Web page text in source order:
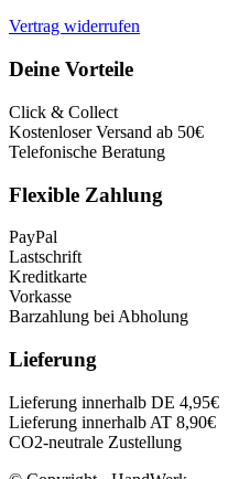
Vertrag widerrufen
Deine Vorteile
Click & Collect
Kostenloser Versand ab 50€
Telefonische Beratung
Flexible Zahlung
PayPal
Lastschrift
Kreditkarte
Vorkasse
Barzahlung bei Abholung
Lieferung
Lieferung innerhalb DE 4,95€
Lieferung innerhalb AT 8,90€
CO2-neutrale Zustellung